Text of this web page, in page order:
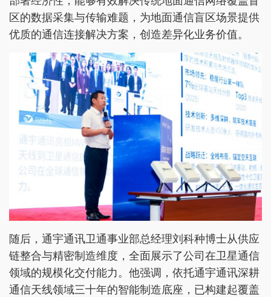
区的数据采集与传输难题，为地面通信盲区场景提供
优质的通信连接解决方案，创造差异化业务价值。
随后，通宇通讯卫通事业部总经理刘科种博士从供应
链整合与精密制造维度，全面展示了公司在卫星通信
领域的规模化交付能力。他强调，依托通宇通讯深耕
通信天线领域三十年的智能制造底座，已构建起覆盖